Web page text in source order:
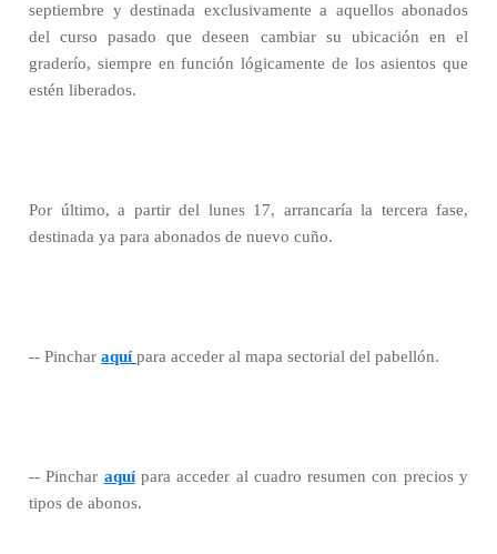
septiembre y destinada exclusivamente a aquellos abonados
del curso pasado que deseen cambiar su ubicación en el
graderío, siempre en función lógicamente de los asientos que
estén liberados.
Por último, a partir del lunes 17, arrancaría la tercera fase,
destinada ya para abonados de nuevo cuño.
-- Pinchar aquípara acceder al mapa sectorial del pabellón.
-- Pinchar aquípara acceder al cuadro resumen con precios y
tipos de abonos.